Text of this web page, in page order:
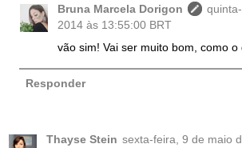
Bruna Marcela Dorigon
2014 às 13:55:00 BRT
vão sim! Vai ser muito bom, como o
Responder
Thayse Stein sexta-feira, 9 de maio